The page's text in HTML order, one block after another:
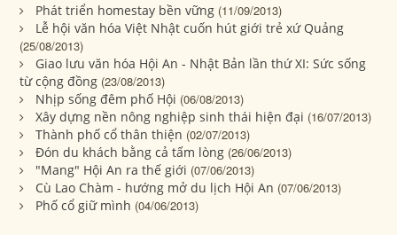
Phát triển homestay bền vững (11/09/2013)
Lễ hội văn hóa Việt Nhật cuốn hút giới trẻ xứ Quảng
(25/08/2013)
Giao lưu văn hóa Hội An - Nhật Bản lần thứ XI: Sức sống
từ cộng đồng (23/08/2013)
Nhịp sống đêm phố Hội (06/08/2013)
Xây dựng nền nông nghiệp sinh thái hiện đại (16/07/2013)
Thành phố cổ thân thiện (02/07/2013)
Đón du khách bằng cả tấm lòng (26/06/2013)
"Mang" Hội An ra thế giới (07/06/2013)
Cù Lao Chàm - hướng mở du lịch Hội An (07/06/2013)
Phố cổ giữ mình (04/06/2013)